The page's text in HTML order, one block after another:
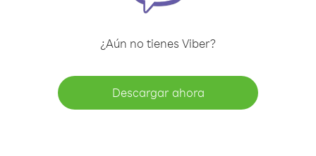
¿Aún no tienes Viber?
Descargar ahora